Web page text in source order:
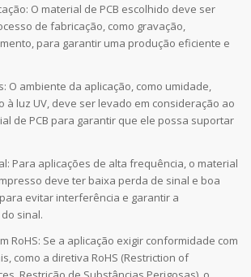
O material de PCB escolhido deve ser
de fabricação, como gravação,
para garantir uma produção eficiente e
O ambiente da aplicação, como umidade,
à luz UV, deve ser levado em consideração ao
de PCB para garantir que ele possa suportar
Para aplicações de alta frequência, o material
deve ter baixa perda de sinal e boa
evitar interferência e garantir a
sinal.
RoHS: Se a aplicação exigir conformidade com
como a diretiva RoHS (Restriction of